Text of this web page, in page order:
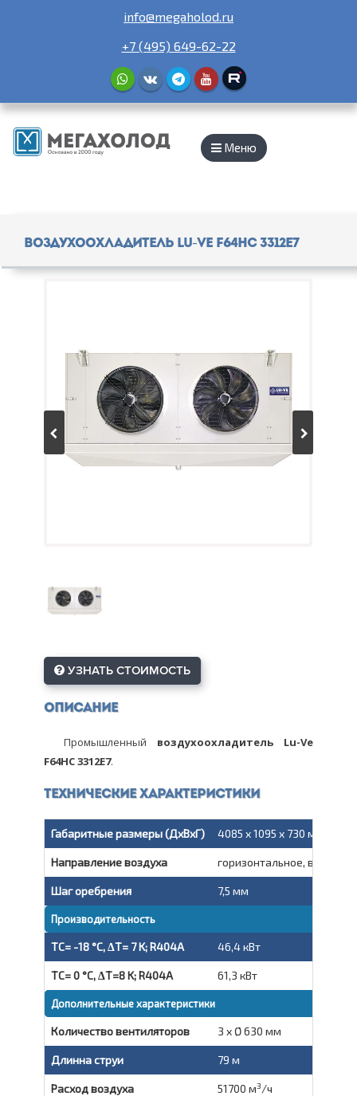
info@megaholod.ru
+7 (495) 649-62-22
Меню
Воздухоохладитель Lu-Ve F64HC 3312E7
УЗНАТЬ СТОИМОСТЬ
Описание
Промышленный воздухоохладитель Lu-Ve
F64HC 3312E7.
Технические характеристики
Габаритные размеры (ДxВxГ) 4085 x 1095 x 730 мм
Направление воздуха горизонтальное,
Шаг оребрения 7,5 мм
Производительность
TC= -18 °C, ΔT= 7 K; R404A 46,4 кВт
TC= 0 °C, ΔT=8 K; R404A 61,3 кВт
Дополнительные характеристики
Количество вентиляторов 3 x Ø 630 мм
Длинна струи 79 м
Расход воздуха 51700 м3/ч